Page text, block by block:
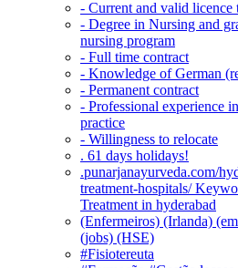
- Current and valid licence
- Degree in Nursing and
nursing program
- Full time contract
- Knowledge of German
- Permanent contract
- Professional experience
practice
- Willingness to relocate
. 61 days holidays!
.punarjanayurveda.com/
treatment-hospitals/
Treatment in hyderabad
(Enfermeiros) (Irlanda)
(jobs) (HSE)
#Fisiotereuta